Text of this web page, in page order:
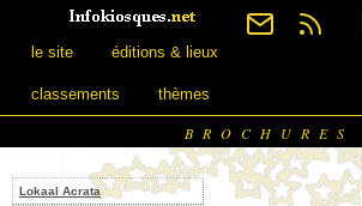
le site éditions & lieux
classements thèmes
BROCHURES
Lokaal Acrata